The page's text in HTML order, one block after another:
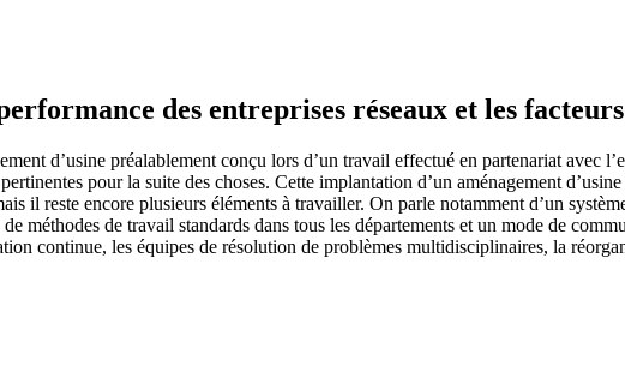
des entreprises réseaux et les
d’usine préalablement conçu lors d’un travail effectué en partenariat avec
pour la suite des choses. Cette implantation d’un aménagement
il reste encore plusieurs éléments à travailler. On parle notamment d’un
méthodes de travail standards dans tous les départements et un mode de
continue, les équipes de résolution de problèmes multidisciplinaires, la